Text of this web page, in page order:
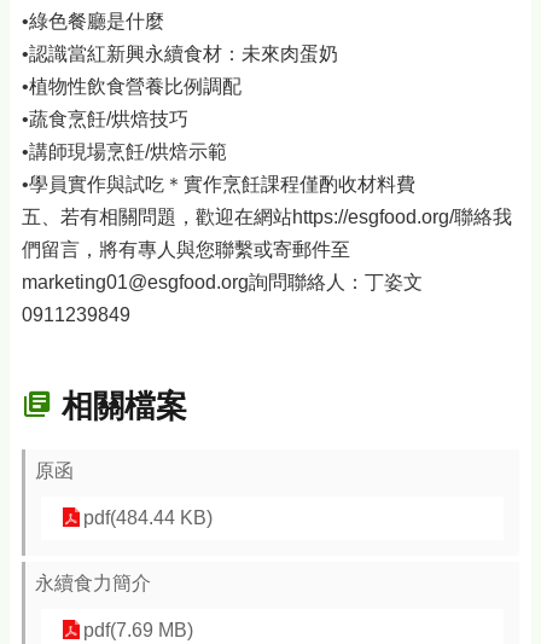
•綠色餐廳是什麼
•認識當紅新興永續食材：未來肉蛋奶
•植物性飲食營養比例調配
•蔬食烹飪/烘焙技巧
•講師現場烹飪/烘焙示範
•學員實作與試吃＊實作烹飪課程僅酌收材料費
五、若有相關問題，歡迎在網站https://esgfood.org/聯絡我
們留言，將有專人與您聯繫或寄郵件至
marketing01@esgfood.org詢問聯絡人：丁姿文
0911239849
相關檔案
原函
pdf(484.44 KB)
永續食力簡介
pdf(7.69 MB)